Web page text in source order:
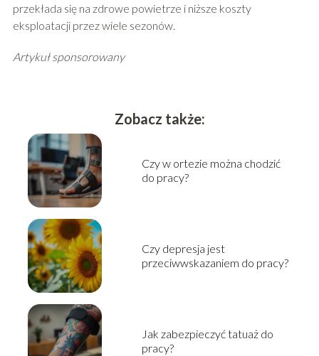
przekłada się na zdrowe powietrze i niższe koszty
eksploatacji przez wiele sezonów.
Artykuł sponsorowany
Zobacz także:
Czy w ortezie można chodzić
do pracy?
Czy depresja jest
przeciwwskazaniem do pracy?
Jak zabezpieczyć tatuaż do
pracy?